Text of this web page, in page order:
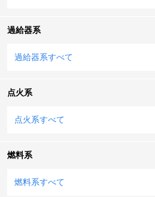
過給器系
過給器系すべて
点火系
点火系すべて
燃料系
燃料系すべて